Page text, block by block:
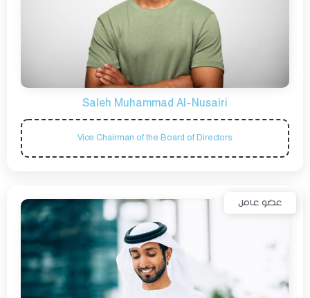
Saleh Muhammad Al-Nusairi
Vice Chairman of the Board of Directors
عضو عامل